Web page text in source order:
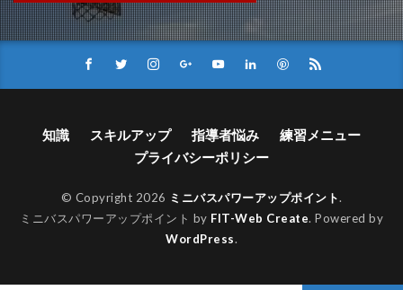
知識 スキルアップ 指導者悩み
練習メニュー
プライバシーポリシー
© Copyright 2026 ミニバスパワーアップポイント.
ミニバスパワーアップポイント by FIT-Web Create. Powered by
WordPress.